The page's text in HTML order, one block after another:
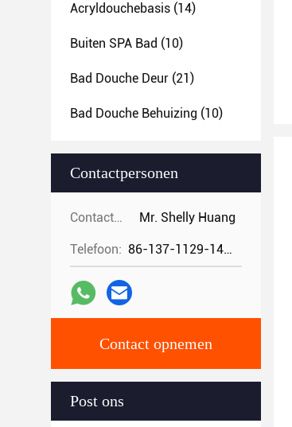
Acryldouchebasis (14)
Buiten SPA Bad (10)
Bad Douche Deur (21)
Bad Douche Behuizing (10)
Contactpersonen
Contactpersonen: Mr. Shelly Huang
Telefoon: 86-137-1129-1448
Contact opnemen
Post ons